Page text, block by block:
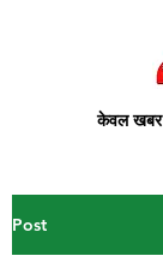
केवल
Post